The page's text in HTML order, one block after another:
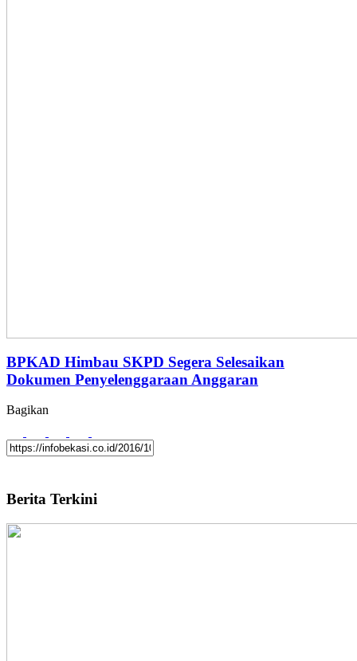
BPKAD Himbau SKPD Segera Selesaikan
Dokumen Penyelenggaraan Anggaran
Bagikan
Berita Terkini